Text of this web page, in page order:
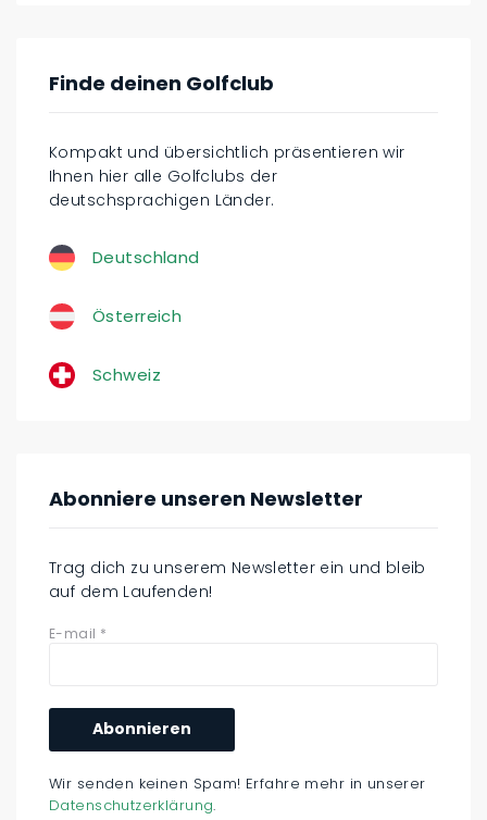
Finde deinen Golfclub
Kompakt und übersichtlich präsentieren wir
Ihnen hier alle Golfclubs der
deutschsprachigen Länder.
Deutschland
Österreich
Schweiz
Abonniere unseren Newsletter
Trag dich zu unserem Newsletter ein und bleib
auf dem Laufenden!
E-mail *
Wir senden keinen Spam! Erfahre mehr in unserer
Datenschutzerklärung.